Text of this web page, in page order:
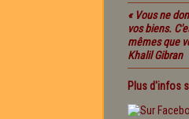
« Vous ne
vos biens.
mêmes que
Khalil Gibran
Plus d'infos